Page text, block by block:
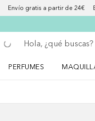
Envío gratis a partir de 24€
Regresar
Ejecutar búsqueda
PERFUMES